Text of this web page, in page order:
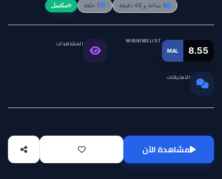
1 ساعة و 48 دقيقة 1 حلقة مكتمل
MAL 8.55
MYANIMELIST المشاهدات
التعليقات
مشاهدة الآن